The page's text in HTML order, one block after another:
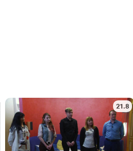
21.8